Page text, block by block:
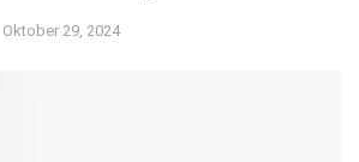
Oktober 29, 2024